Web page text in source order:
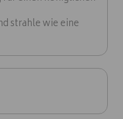
strahle wie eine